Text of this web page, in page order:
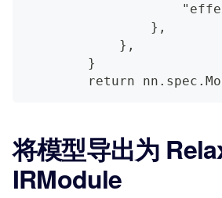
                },
            },
        }
return
将模型导出为
IRModule